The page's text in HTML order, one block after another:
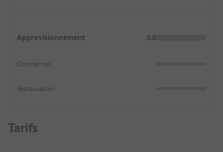
Approvisionnement 0.0
Commerces
Restauration
Tarifs